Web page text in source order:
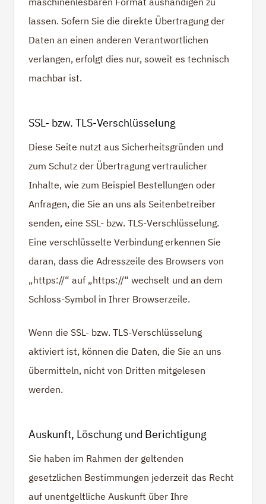
lassen. Sofern Sie die direkte Übertragung der
Daten an einen anderen Verantwortlichen
verlangen, erfolgt dies nur, soweit es technisch
machbar ist.
SSL- bzw. TLS-Verschlüsselung
Diese Seite nutzt aus Sicherheitsgründen und
zum Schutz der Übertragung vertraulicher
Inhalte, wie zum Beispiel Bestellungen oder
Anfragen, die Sie an uns als Seitenbetreiber
senden, eine SSL- bzw. TLS-Verschlüsselung.
Eine verschlüsselte Verbindung erkennen Sie
daran, dass die Adresszeile des Browsers von
„https://“ auf „https://“ wechselt und an dem
Schloss-Symbol in Ihrer Browserzeile.
Wenn die SSL- bzw. TLS-Verschlüsselung
aktiviert ist, können die Daten, die Sie an uns
übermitteln, nicht von Dritten mitgelesen
werden.
Auskunft, Löschung und Berichtigung
Sie haben im Rahmen der geltenden
gesetzlichen Bestimmungen jederzeit das Recht
auf unentgeltliche Auskunft über Ihre